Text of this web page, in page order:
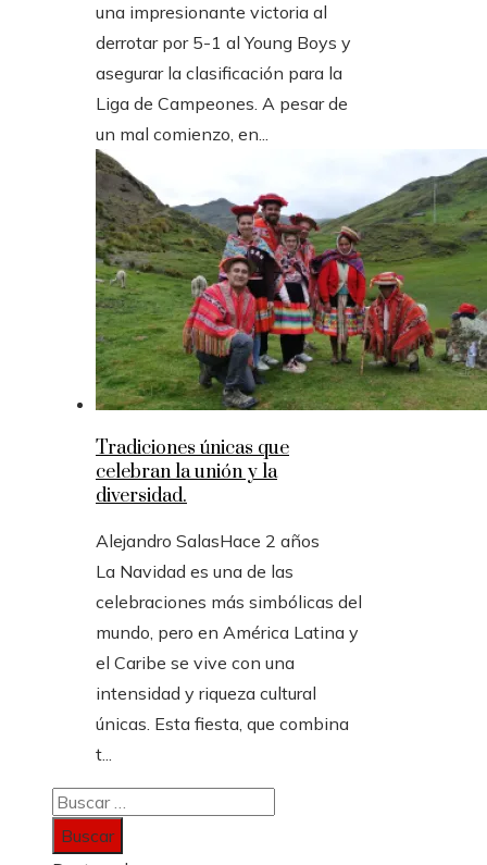
una impresionante victoria al
derrotar por 5-1 al Young Boys y
asegurar la clasificación para la
Liga de Campeones. A pesar de
un mal comienzo, en...
Tradiciones únicas que
celebran la unión y la
diversidad.
Alejandro SalasHace 2 años
La Navidad es una de las
celebraciones más simbólicas del
mundo, pero en América Latina y
el Caribe se vive con una
intensidad y riqueza cultural
únicas. Esta fiesta, que combina
t...
Buscar: